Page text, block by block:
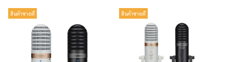
สินค้าขายดี สินค้าขายดี